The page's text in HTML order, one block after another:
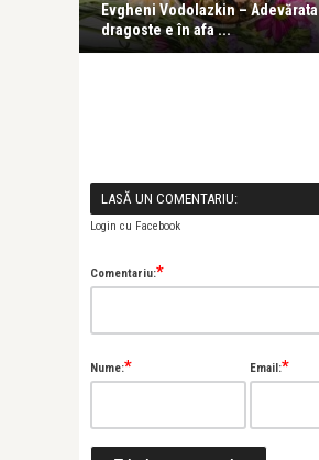
Evgheni Vodolazkin – Adevărata
dragoste e în afa ...
LASĂ UN COMENTARIU:
Login cu Facebook
Comentariu:*
Nume:* Email:*